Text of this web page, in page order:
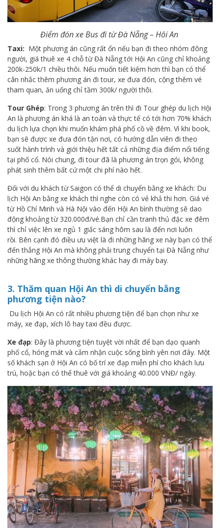
Điểm đón xe Bus đi từ Đà Nẵng – Hôi An
Taxi: Một phương án cũng rất ổn nếu bạn đi theo nhóm đông
người, giá thuê xe 4 chỗ từ Đà Nẵng tới Hội An cũng chỉ khoảng
200k-250k/1 chiều thôi. Nếu muốn tiết kiệm hơn thì bạn có thể
cân nhắc thêm phương án đi tour, xe đưa đón, cộng thêm vé
tham quan, ăn uống chỉ tầm 300k/ người thôi.
Tour Ghép: Trong 3 phương án trên thì đi Tour ghép du lịch Hội
An là phương án khá là an toàn và thực tế có tới hơn 70% khách
du lịch lựa chọn khi muốn khám phá phổ cồ về đêm. Vì khi book,
bạn sẽ được xe đưa đón tận nơi, có hướng dẫn viên đi theo
suốt hành trình và giới thiệu hết tất cả những địa điểm nổi tiếng
tại phố cổ. Nói chung, đi tour đã là phương án trọn gói, không
phát sinh thêm bất cứ một chi phí nào hết.
Đối với du khách từ Saigon có thể di chuyển bằng xe khách: Du
lịch Hội An bằng xe khách thì nghe còn có vẻ khả thi hơn. Giá vé
từ Hồ Chí Minh và Hà Nội vào đến Hội An bình thường sẽ dao
động khoảng từ 320.000đ/vé.Bạn chỉ cần tranh thủ đặc xe đêm
thì chỉ việc lên xe ngủ 1 giấc sáng hôm sau là đến nơi luôn
rồi. Bên cạnh đó điều ưu việt là đi những hãng xe này bạn có thể
đến thẳng Hội An mà không phải trung chuyển tại Đà Nẵng như
những hãng xe thông thường khác hay đi máy bay.
3. Thăm quan Hội An thì di chuyển bằng
phương tiện nào?
Du lịch Hội An có rất nhiều phương tiện để bạn chọn như xe
máy, xe đạp, xích lô hay taxi đều được.
Xe đạp: Đây là phương tiện tuyệt vời nhất để bạn dạo quanh
phố cổ, hóng mát và cảm nhận cuộc sống bình yên nơi đây. Một
số khách sạn ở Hội An có bố trí xe đạp miễn phí cho khách lưu
trú, hoặc bạn có thể thuê với giá khoảng 40.000 VNĐ/ ngày.